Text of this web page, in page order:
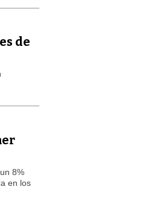
de
8%
en los